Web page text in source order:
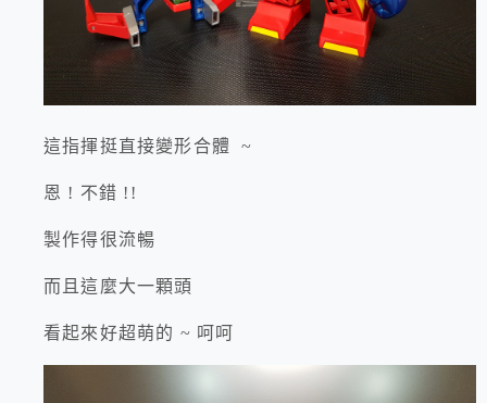
這指揮挺直接變形合體 ~
恩 ! 不錯 !!
製作得很流暢
而且這麼大一顆頭
看起來好超萌的 ~ 呵呵